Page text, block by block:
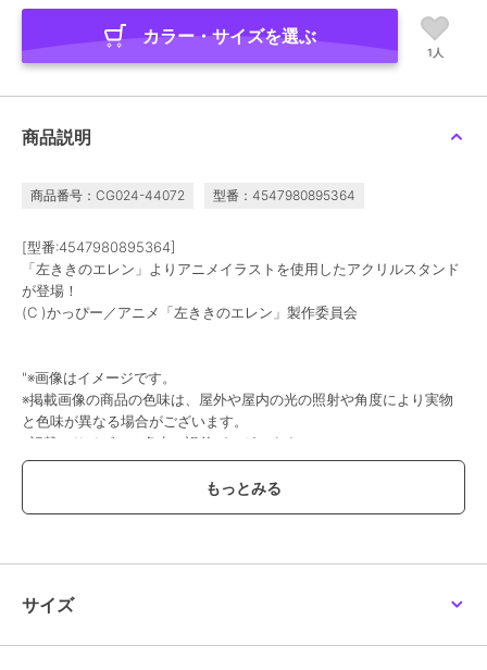
カラー・サイズを選ぶ
1人
商品説明
商品番号：CG024-44072 型番：4547980895364
[型番:4547980895364]
「左ききのエレン」よりアニメイラストを使用したアクリルスタンド
が登場！
(C )かっぴー／アニメ「左ききのエレン」製作委員会
"※画像はイメージです。
※掲載画像の商品の色味は、屋外や屋内の光の照射や角度により実物
と色味が異なる場合がございます。
※記載のサイズには多少の誤差がございます。
※商品の発売・仕様などにつきましては諸般の事情により、変更・延
期・中止になる場合がございます。予めご了承ください。
※お支払い、お受け取りをいただけなかったキャンセルが発生した場
(化粧箱や袋・包装材・梱包材)につきましては商品を保護する目的で
用いているため、商品本体には含まれません。
サイズ